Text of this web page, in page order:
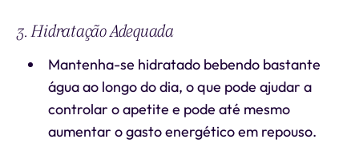
3. Hidratação Adequada
Mantenha-se hidratado bebendo bastante
água ao longo do dia, o que pode ajudar a
controlar o apetite e pode até mesmo
aumentar o gasto energético em repouso.